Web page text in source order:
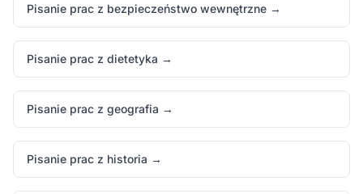
Pisanie prac z bezpieczeństwo wewnętrzne →
Pisanie prac z dietetyka →
Pisanie prac z geografia →
Pisanie prac z historia →